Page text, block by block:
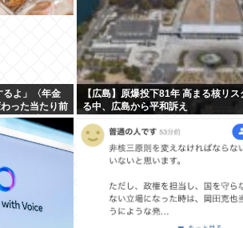
るよ」〈年金
った当たり前
ずに済む」
【広島】原爆投下81年 高まる核リ
る中、広島から平和訴え